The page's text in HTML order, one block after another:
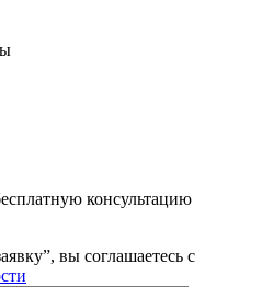
консультацию
вы соглашаетесь с